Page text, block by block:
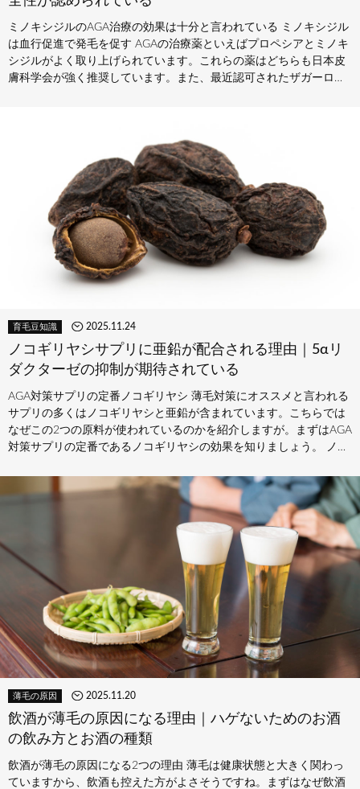
ミノキシジルのAGA治療の効果は十分と言われている ミノキシジル
は血行促進で発毛を促す AGAの治療薬といえばプロペシアとミノキ
シジルがよく取り上げられています。これらの薬はどちらも日本皮
膚科学会が強く推奨しています。また、最近認可されたザガーロに
育毛豆知識 2025.11.24
ノコギリヤシサプリに亜鉛が配合される理由｜5αリ
ダクターゼの抑制が期待されている
AGA対策サプリの定番ノコギリヤシ 薄毛対策にオススメと言われる
サプリの多くはノコギリヤシと亜鉛が含まれています。こちらでは
なぜこの2つの原料が使われているのかを紹介しますが。まずはAGA
対策サプリの定番であるノコギリヤシの効果を知りましょう。 ノコ
薄毛の原因 2025.11.20
飲酒が薄毛の原因になる理由｜ハゲないためのお酒
の飲み方とお酒の種類
飲酒が薄毛の原因になる2つの理由 薄毛は健康状態と大きく関わっ
ていますから、飲酒も控えた方がよさそうですね。まずはなぜ飲酒